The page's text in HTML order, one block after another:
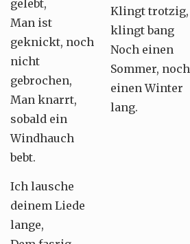
gelebt,
Man ist
geknickt, noch
nicht
gebrochen,
Man knarrt,
sobald ein
Windhauch
bebt.
Ich lausche
deinem Liede
lange,
Klingt trotzig,
klingt bang
Noch einen
Sommer, noch
einen Winter
lang.